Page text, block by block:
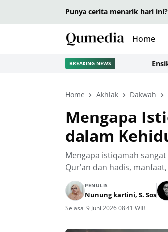
Punya cerita menarik hari
Home
BREAKING NEWS
Home Akhlak Dakwah
Mengapa
dalam
Mengapa istiqamah
Qur'an dan hadis,
PENULIS
Nunung kartini, S. Sos
Selasa, 9 Juni 2026 08:41 WIB